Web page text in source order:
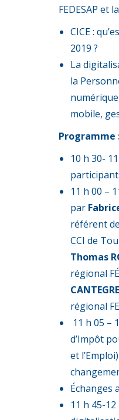
FEDESAP et
CICE :
2019 ?
La
la
mobile,
Programme
10 h 30-
11 h 00 –
par
référent
CCI de
Thomas
régional
régional
11 h 05 –
d’Impôt
et
Échanges
11 h 45-12